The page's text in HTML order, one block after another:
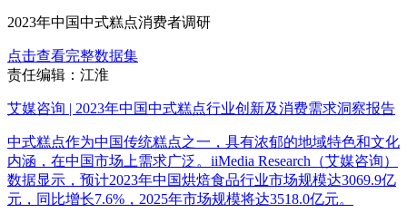
2023年中国中式糕点消费者调研
点击查看完整数据集
责任编辑：江淮
艾媒咨询 | 2023年中国中式糕点行业创新及消费需求洞察报告
中式糕点作为中国传统糕点之一，具有浓郁的地域特色和文化
内涵，在中国市场上需求广泛。iiMedia Research（艾媒咨询）
数据显示，预计2023年中国烘焙食品行业市场规模达3069.9亿
元，同比增长7.6%，2025年市场规模将达3518.0亿元。